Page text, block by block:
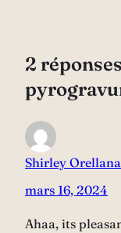
2
Shirley Orellana
mars 16, 2024
Ahaa, its